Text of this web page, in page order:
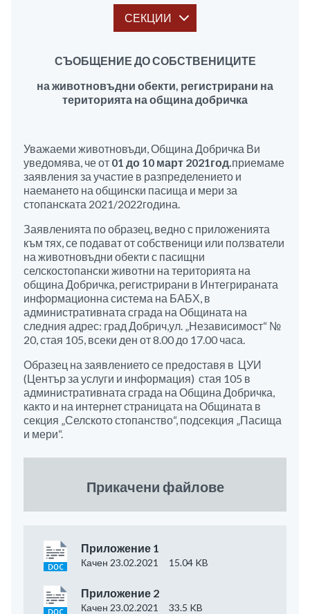
СЕКЦИИ
СЪОБЩЕНИЕ ДО СОБСТВЕНИЦИТЕ
наживотновъдни обекти, регистрирани на
територията на община добричка
Уважаеми животновъди, Община Добричка Ви
уведомява, че от 01 до 10 март 2021год.приемаме
заявления за участие в разпределението и
наемането на общински пасища и мери за
стопанската 2021/2022година.
Заявленията по образец, ведно с приложенията
към тях, се подават от собственици или ползватели
на животновъдни обекти с пасищни
селскостопански животни на територията на
община Добричка, регистрирани в Интегрираната
информационна система на БАБХ, в
административната сграда на Общината на
следния адрес: град Добрич,ул. „Независимост“ №
20, стая 105, всеки ден от 8.00 до 17.00 часа.
Образец на заявлението се предоставя в ЦУИ
(Център за услуги и информация) стая 105 в
административната сграда на Община Добричка,
както и на интернет страницата на Общината в
секция „Селското стопанство“, подсекция „Пасища
и мери“.
Прикачени файлове
Приложение 1
Качен 23.02.2021 15.04 KB
Приложение 2
Качен 23.02.2021 33.5 KB